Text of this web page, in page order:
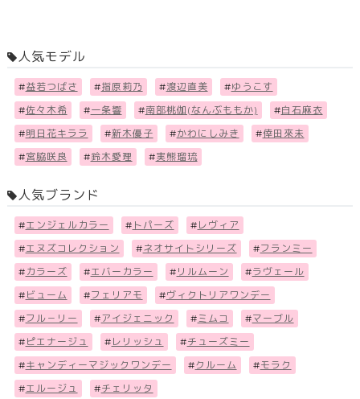
人気モデル
#益若つばさ #指原莉乃 #渡辺直美 #ゆうこす
#佐々木希 #一条響 #南部桃伽(なんぶももか) #白石麻衣
#明日花キララ #新木優子 #かわにしみき #倖田來未
#宮脇咲良 #鈴木愛理 #実熊瑠琉
人気ブランド
#エンジェルカラー # トパーズ # レヴィア
#エヌズコレクション #ネオサイトシリーズ #フランミー
# カラーズ #エバーカラー # リルムーン #ラヴェール
# ビューム #フェリアモ #ヴィクトリアワンデー
#フル－リー #アイジェニック #ミムコ #マーブル
# ピエナージュ # レリッシュ #チューズミー
#キャンディーマジックワンデー #クルーム #モラク
#エルージュ #チェリッタ